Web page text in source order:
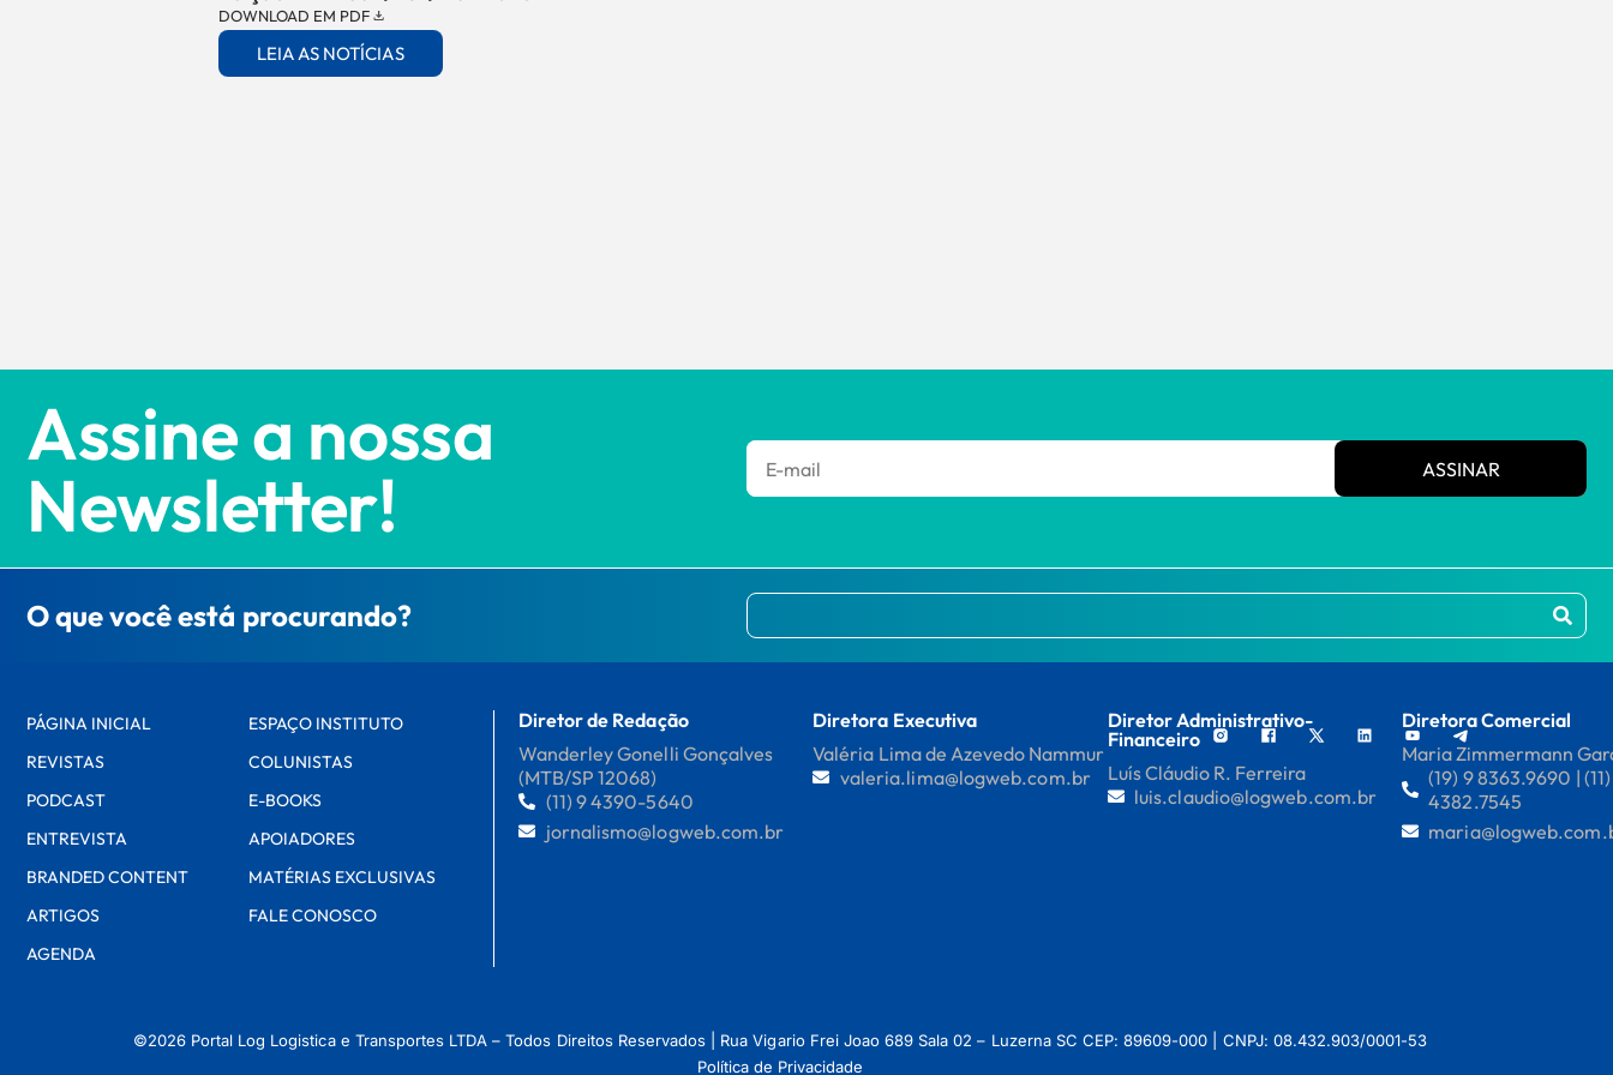
DOWNLOAD EM PDF
LEIA AS NOTÍCIAS
Assine a nossa
Newsletter! ASSINAR
O que você está procurando?
PÁGINA INICIAL
REVISTAS
PODCAST
ENTREVISTA
BRANDED CONTENT
ARTIGOS
AGENDA
ESPAÇO INSTITUTO
COLUNISTAS
E-BOOKS
APOIADORES
MATÉRIAS EXCLUSIVAS
FALE CONOSCO
Diretor de Redação
Wanderley Gonelli Gonçalves
(MTB/SP 12068)
(11) 9 4390-5640
jornalismo@logweb.com.br
Diretora Executiva
Valéria Lima de Azevedo Nammur
valeria.lima@logweb.com.br
Diretor Administrativo-
Financeiro
Luís Cláudio R. Ferreira
luis.claudio@logweb.com.br
Diretora Comercial
Maria Zimmermann
(19) 9 8363.9690 |
4382.7545
©2026 Portal Log Logistica e Transportes LTDA – Todos Direitos Reservados | Rua Vigario Frei Joao 689 Sala 02 – Luzerna SC CEP: 89609-000 | CNPJ: 08.432.903/0001-53
Política de Privacidade